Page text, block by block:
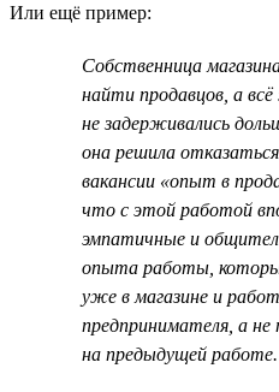
Или ещё пример:
Собственница
найти продавцов, а
не задерживались
она решила
вакансии «опыт в
что с этой работой
эмпатичные и
опыта работы,
уже в магазине и
предпринимателя, а не
на предыдущей работе.